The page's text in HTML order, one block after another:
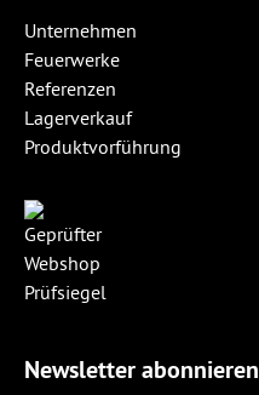
Unternehmen
Feuerwerke
Referenzen
Lagerverkauf
Produktvorführung
Newsletter abonnieren